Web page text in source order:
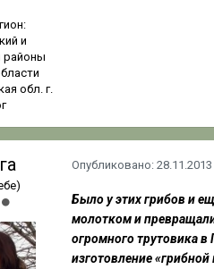
и
районы
обл. г.
Опубликовано:
Было у этих грибов и
молотком и
огромного трутовика в
изготовление